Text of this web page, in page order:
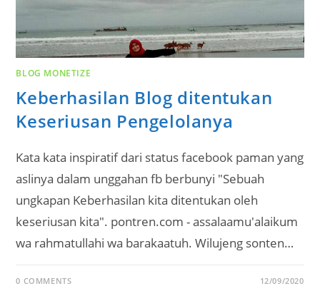
BLOG MONETIZE
Keberhasilan Blog ditentukan
Keseriusan Pengelolanya
Kata kata inspiratif dari status facebook paman yang
aslinya dalam unggahan fb berbunyi "Sebuah
ungkapan Keberhasilan kita ditentukan oleh
keseriusan kita". pontren.com - assalaamu'alaikum
wa rahmatullahi wa barakaatuh. Wilujeng sonten…
0 COMMENTS 12/09/2020